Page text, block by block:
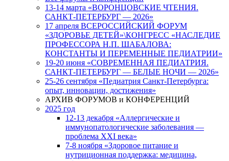
13-14 марта «ВОРОНЦОВСКИЕ ЧТЕНИЯ.
САНКТ-ПЕТЕРБУРГ — 2026»
17 апреля ВСЕРОССИЙСКИЙ ФОРУМ
«ЗДОРОВЬЕ ДЕТЕЙ»\КОНГРЕСС «НАСЛЕДИЕ
ПРОФЕССОРА Н.П. ШАБАЛОВА:
КОНСТАНТЫ И ПЕРЕМЕННЫЕ ПЕДИАТРИИ»
19-20 июня «СОВРЕМЕННАЯ ПЕДИАТРИЯ.
САНКТ-ПЕТЕРБУРГ — БЕЛЫЕ НОЧИ — 2026»
25-26 сентября «Педиатрия Санкт-Петербурга:
опыт, инновации, достижения»
АРХИВ ФОРУМОВ и КОНФЕРЕНЦИЙ
2025 год
12-13 декабря «Аллергические и
иммунопатологические заболевания —
проблема XXI века»
7-8 ноября «Здоровое питание и
нутриционная поддержка: медицина,